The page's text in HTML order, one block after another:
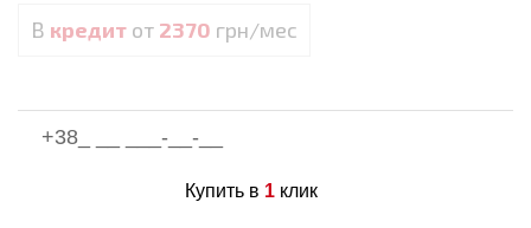
В кредит от 2370 грн/мес
Купить в 1клик